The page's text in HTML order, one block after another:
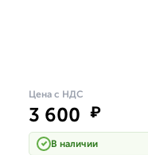
Цена с НДС
3 600 ₽
В наличии